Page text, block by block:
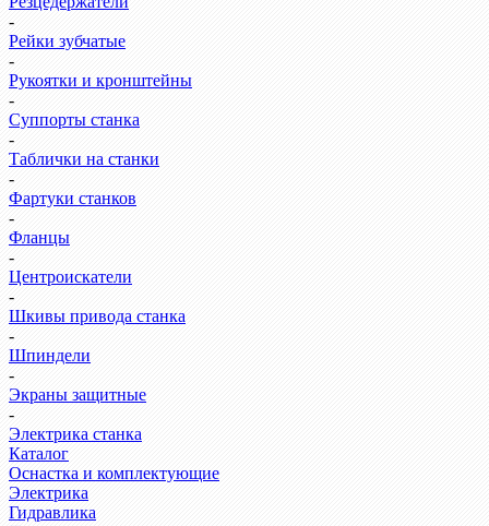
-
Рейки зубчатые
-
Рукоятки и кронштейны
-
Суппорты станка
-
Таблички на станки
-
Фартуки станков
-
Фланцы
-
Центроискатели
-
Шкивы привода станка
-
Шпиндели
-
Экраны защитные
-
Электрика станка
Каталог
Оснастка и комплектующие
Электрика
Гидравлика